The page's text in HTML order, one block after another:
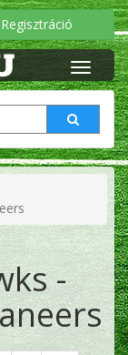
Regisztráció
-